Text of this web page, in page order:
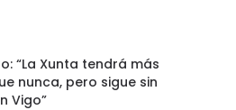
“La Xunta tendrá más
nunca, pero sigue sin
Vigo”